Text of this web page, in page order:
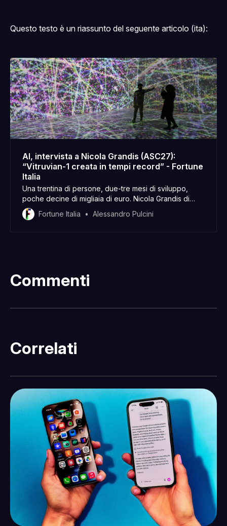
Questo testo è un riassunto del seguente articolo (ita):
AI, intervista a Nicola Grandis (ASC27):
“Vitruvian-1 creata in tempi record” - Fortune
Italia
Una trentina di persone, due-tre mesi di sviluppo,
poche decine di migliaia di euro. Nicola Grandis di
ASC27 racconta Vitruvian-1.
Fortune Italia Alessandro Pulcini
Commenti
Correlati